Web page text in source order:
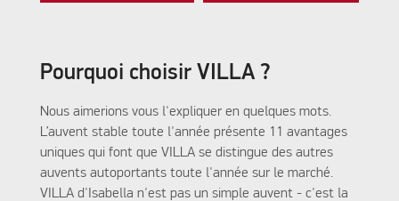
Pourquoi choisir VILLA ?
Nous aimerions vous l'expliquer en quelques mots.
L’auvent stable toute l'année présente 11 avantages
uniques qui font que VILLA se distingue des autres
auvents autoportants toute l'année sur le marché.
VILLA d'Isabella n'est pas un simple auvent - c'est la